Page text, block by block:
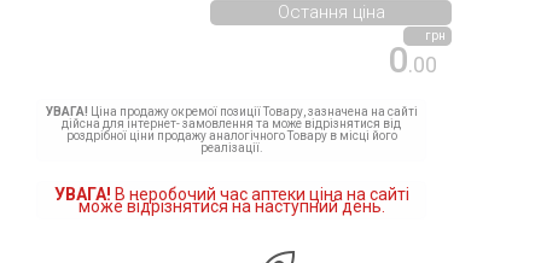
0.00
грн
Остання ціна
УВАГА! Ціна продажу окремої позиції Товару, зазначена на сайті
дійсна для інтернет- замовлення та може відрізнятися від
роздрібної ціни продажу аналогічного Товару в місці його
реалізації.
УВАГА! В неробочий час аптеки ціна на сайті
може відрізнятися на наступний день.